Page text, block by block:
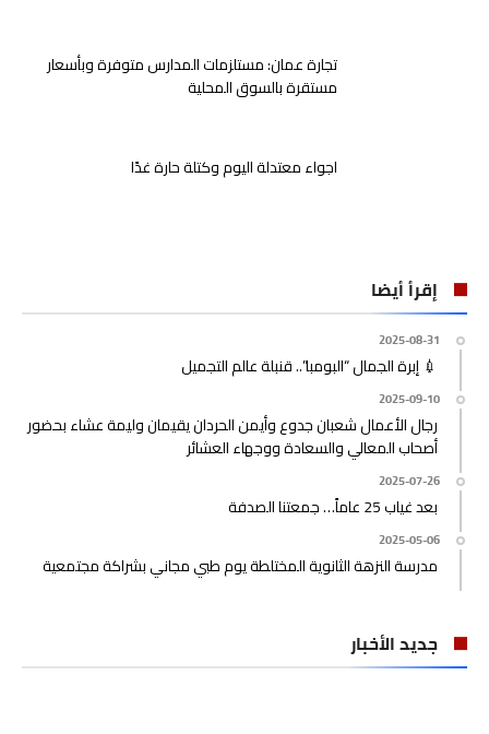
تجارة عمان: مستلزمات المدارس متوفرة وبأسعار
مستقرة بالسوق المحلية
اجواء معتدلة اليوم وكتلة حارة غدًا
إقرأ أيضا
2025-08-31
💉 إبرة الجمال “البومبا”.. قنبلة عالم التجميل
2025-09-10
رجال الأعمال شعبان جدوع وأيمن الحردان يقيمان وليمة عشاء بحضور
أصحاب المعالي والسعادة ووجهاء العشائر
2025-07-26
بعد غياب 25 عاماً… جمعتنا الصدفة
2025-05-06
مدرسة النزهة الثانوية المختلطة يوم طبي مجاني بشراكة مجتمعية
جديد الأخبار